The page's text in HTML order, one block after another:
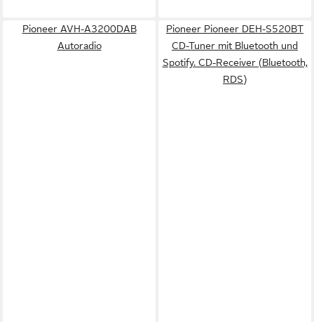
Pioneer AVH-A3200DAB
Autoradio
Pioneer Pioneer DEH-S520BT
CD-Tuner mit Bluetooth und
Spotify. CD-Receiver (Bluetooth,
RDS)